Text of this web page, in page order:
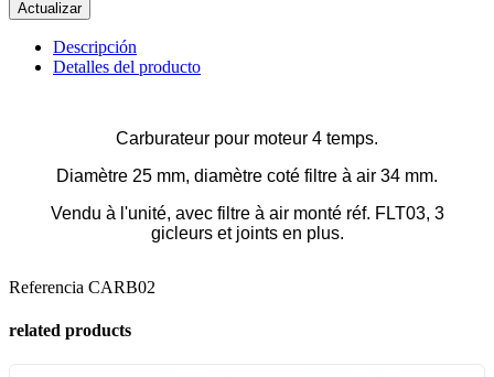
Descripción
Detalles del producto
Carburateur pour moteur 4 temps.
Diamètre 25 mm, diamètre coté filtre à air 34 mm.
Vendu à l'unité, avec filtre à air monté réf. FLT03, 3
gicleurs et joints en plus.
Referencia CARB02
related products